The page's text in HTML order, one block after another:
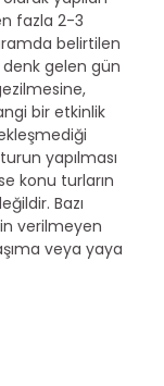
fazla 2-3
belirtilen
gelen gün
bir etkinlik
yapılması
konu turların
Bazı
verilmeyen
veya yaya